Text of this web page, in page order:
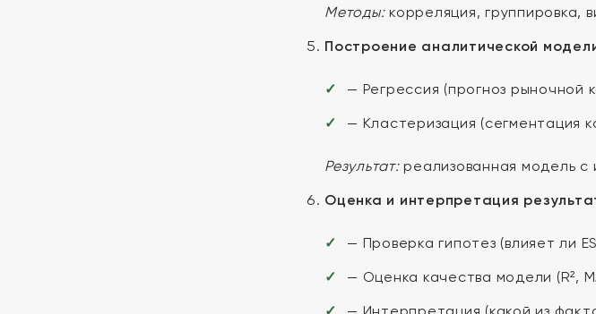
Методы:корреляция, группировка,
Построение аналитической
— Регрессия (прогноз рыночной
— Кластеризация (сегментация
Результат:реализованная модель
Оценка и интерпретация
— Проверка гипотез (влияет ли
— Оценка качества модели (R²,